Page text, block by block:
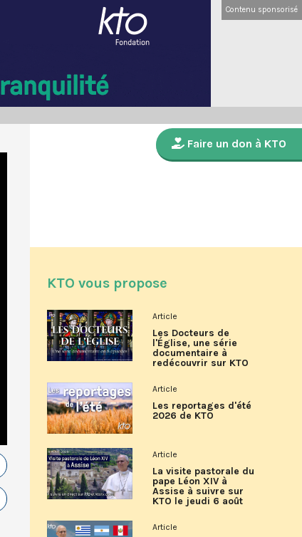
Contenu sponsorisé
Faire un don à KTO
KTO vous propose
Article
Les Docteurs de
l'Église, une série
documentaire à
redécouvrir sur KTO
Article
Les reportages d'été
2026 de KTO
Article
La visite pastorale du
pape Léon XIV à
Assise à suivre sur
KTO le jeudi 6 août
Article